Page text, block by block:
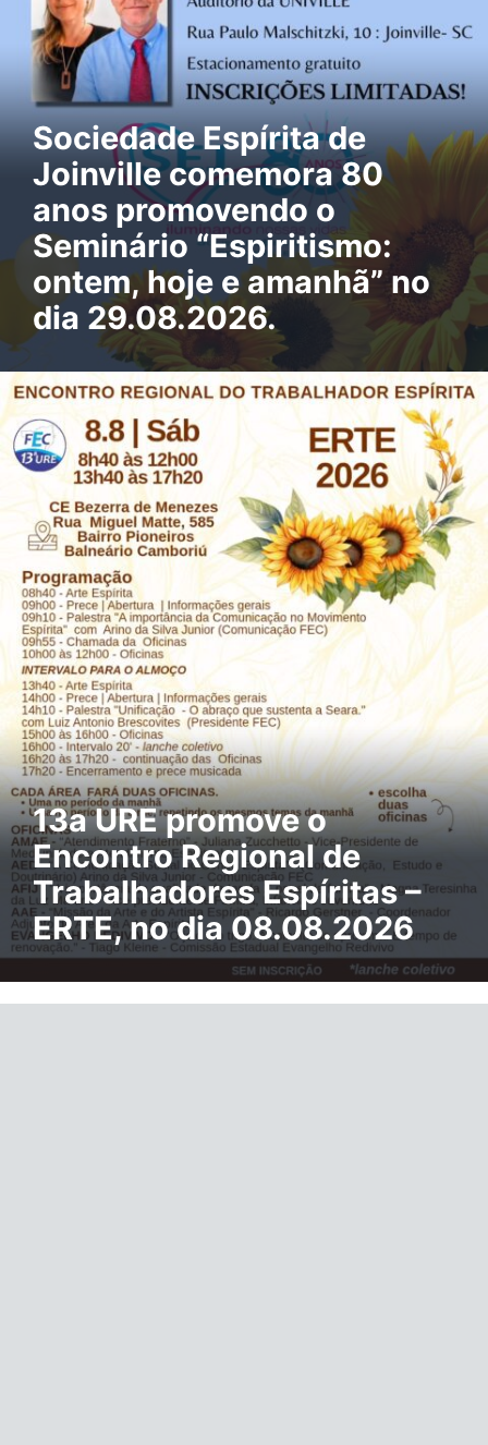
Sociedade Espírita de
Joinville comemora 80
anos promovendo o
Seminário “Espiritismo:
ontem, hoje e amanhã” no
dia 29.08.2026.
13a URE promove o
Encontro Regional de
Trabalhadores Espíritas –
ERTE, no dia 08.08.2026